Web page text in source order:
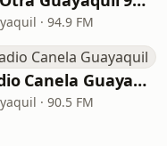
· 94.9 FM
Radio Canela Guayaquil
· 90.5 FM